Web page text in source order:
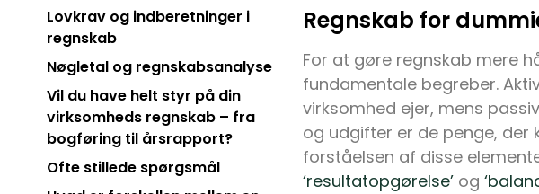
Lovkrav og indberetninger i
regnskab
Nøgletal og regnskabsanalyse
Vil du have helt styr på din
virksomheds regnskab – fra
bogføring til årsrapport?
Ofte stillede spørgsmål
Regnskab for
For at gøre regnskab mere
fundamentale begreber.
virksomhed ejer, mens
og udgifter er de penge, der
forståelsen af disse
‘resultatopgørelse’og